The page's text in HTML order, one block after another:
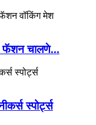
फॅशन चालणे...
स्पोर्ट्स